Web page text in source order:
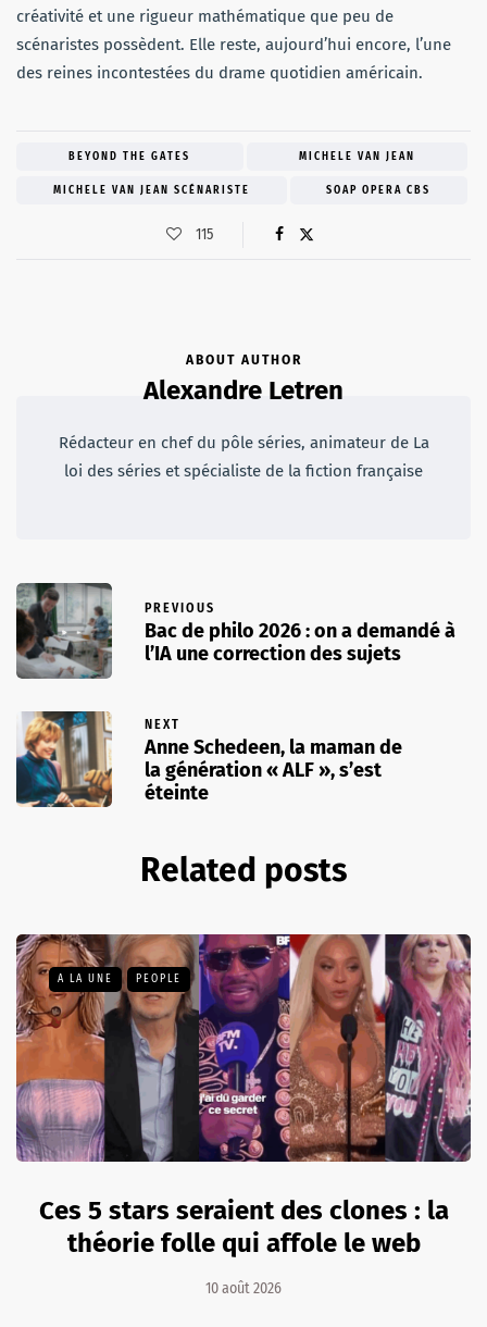
créativité et une rigueur mathématique que peu de
scénaristes possèdent. Elle reste, aujourd’hui encore, l’une
des reines incontestées du drame quotidien américain.
BEYOND THE GATES MICHELE VAN JEAN
MICHELE VAN JEAN SCÉNARISTE SOAP OPERA CBS
115
ABOUT AUTHOR
Alexandre Letren
Rédacteur en chef du pôle séries, animateur de La
loi des séries et spécialiste de la fiction française
PREVIOUS
Bac de philo 2026 : on a demandé à
l’IA une correction des sujets
NEXT
Anne Schedeen, la maman de
la génération « ALF », s’est
éteinte
Related posts
A LA UNE PEOPLE
Ces 5 stars seraient des clones : la
théorie folle qui affole le web
10 août 2026